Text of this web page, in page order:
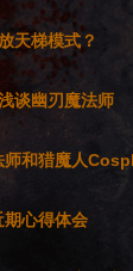
天梯模式？
谈幽刃魔法师
师和猎魔人
心得体会